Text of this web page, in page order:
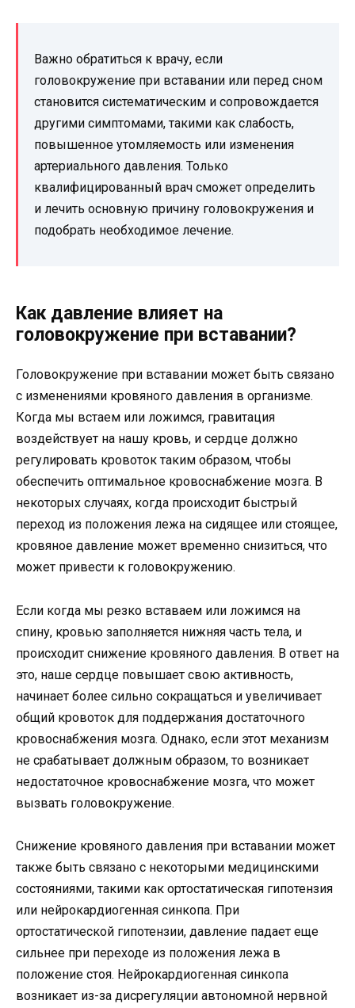
Важно обратиться к врачу, если
головокружение при вставании или перед сном
становится систематическим и сопровождается
другими симптомами, такими как слабость,
повышенное утомляемость или изменения
артериального давления. Только
квалифицированный врач сможет определить
и лечить основную причину головокружения и
подобрать необходимое лечение.
Как давление влияет на
головокружение при вставании?
Головокружение при вставании может быть связано
с изменениями кровяного давления в организме.
Когда мы встаем или ложимся, гравитация
воздействует на нашу кровь, и сердце должно
регулировать кровоток таким образом, чтобы
обеспечить оптимальное кровоснабжение мозга. В
некоторых случаях, когда происходит быстрый
переход из положения лежа на сидящее или стоящее,
кровяное давление может временно снизиться, что
может привести к головокружению.
Если когда мы резко вставаем или ложимся на
спину, кровью заполняется нижняя часть тела, и
происходит снижение кровяного давления. В ответ на
это, наше сердце повышает свою активность,
начинает более сильно сокращаться и увеличивает
общий кровоток для поддержания достаточного
кровоснабжения мозга. Однако, если этот механизм
не срабатывает должным образом, то возникает
недостаточное кровоснабжение мозга, что может
вызвать головокружение.
Снижение кровяного давления при вставании может
также быть связано с некоторыми медицинскими
состояниями, такими как ортостатическая гипотензия
или нейрокардиогенная синкопа. При
ортостатической гипотензии, давление падает еще
сильнее при переходе из положения лежа в
положение стоя. Нейрокардиогенная синкопа
возникает из-за дисрегуляции автономной нервной